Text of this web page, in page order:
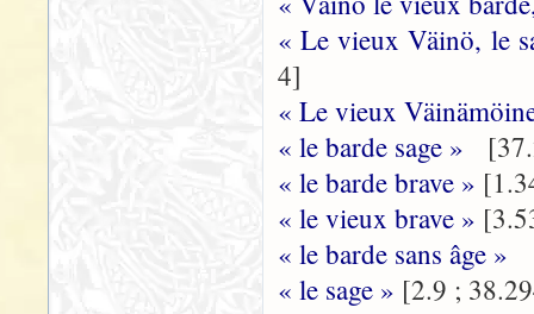
« Le vieux Väinö, le
4]
« Le vieux
« le barde sage »
« le barde brave »
« le vieux brave »
« le barde sans âge »
« le sage » [2.9 ;